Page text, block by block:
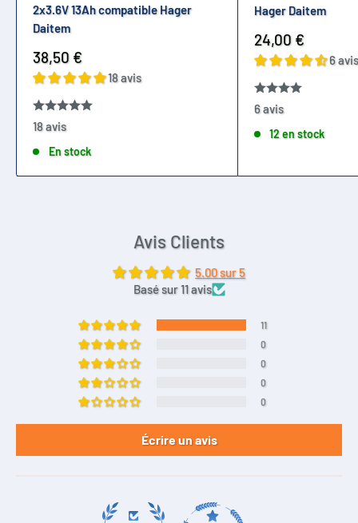
2x3.6V 13Ah compatible Hager
Daitem
Prix
réduit
38,50 €
18 avis
18 avis
En stock
Hager Daitem
Prix
réduit
24,00 €
6 avis
6 avis
12 en stock
Avis Clients
5.00 sur 5
Basé sur 11 avis
11
0
0
0
0
Écrire un avis